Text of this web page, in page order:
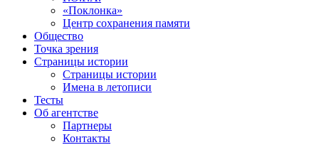
«Поклонка»
Центр сохранения памяти
Общество
Точка зрения
Страницы истории
Страницы истории
Имена в летописи
Тесты
Об агентстве
Партнеры
Контакты